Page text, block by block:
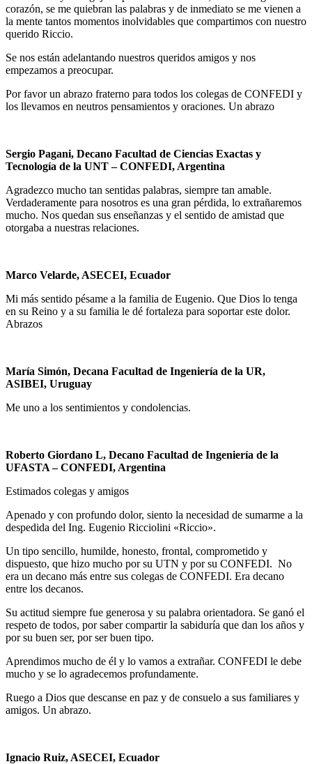
corazón, se me quiebran las palabras y de inmediato se me vienen a
la mente tantos momentos inolvidables que compartimos con nuestro
querido Riccio.
Se nos están adelantando nuestros queridos amigos y nos
empezamos a preocupar.
Por favor un abrazo fraterno para todos los colegas de CONFEDI y
los llevamos en neutros pensamientos y oraciones. Un abrazo
Sergio Pagani, Decano Facultad de Ciencias Exactas y
Tecnología de la UNT – CONFEDI, Argentina
Agradezco mucho tan sentidas palabras, siempre tan amable.
Verdaderamente para nosotros es una gran pérdida, lo extrañaremos
mucho. Nos quedan sus enseñanzas y el sentido de amistad que
otorgaba a nuestras relaciones.
Marco Velarde, ASECEI, Ecuador
Mi más sentido pésame a la familia de Eugenio. Que Dios lo tenga
en su Reino y a su familia le dé fortaleza para soportar este dolor.
Abrazos
María Simón, Decana Facultad de Ingeniería de la UR,
ASIBEI, Uruguay
Me uno a los sentimientos y condolencias.
Roberto Giordano L, Decano Facultad de Ingeniería de la
UFASTA – CONFEDI, Argentina
Estimados colegas y amigos
Apenado y con profundo dolor, siento la necesidad de sumarme a la
despedida del Ing. Eugenio Ricciolini «Riccio».
Un tipo sencillo, humilde, honesto, frontal, comprometido y
dispuesto, que hizo mucho por su UTN y por su CONFEDI. No
era un decano más entre sus colegas de CONFEDI. Era decano
entre los decanos.
Su actitud siempre fue generosa y su palabra orientadora. Se ganó el
respeto de todos, por saber compartir la sabiduría que dan los años y
por su buen ser, por ser buen tipo.
Aprendimos mucho de él y lo vamos a extrañar. CONFEDI le debe
mucho y se lo agradecemos profundamente.
Ruego a Dios que descanse en paz y de consuelo a sus familiares y
amigos. Un abrazo.
Ignacio Ruiz, ASECEI, Ecuador